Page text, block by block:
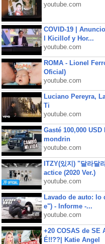
youtube.com
COVID-19 |
l Kicillof y Hor...
youtube.com
ROMA - Lionel
Oficial)
youtube.com
Luciano Pereyra,
Ti
youtube.com
Gasté 100,000
mondrin
youtube.com
ITZY(있지) "달라달
actice (2020 Ver.)
youtube.com
Lavado de auto: lo
e") - Informe -...
youtube.com
+20 COSAS de SE
É!!??| Katie Angel